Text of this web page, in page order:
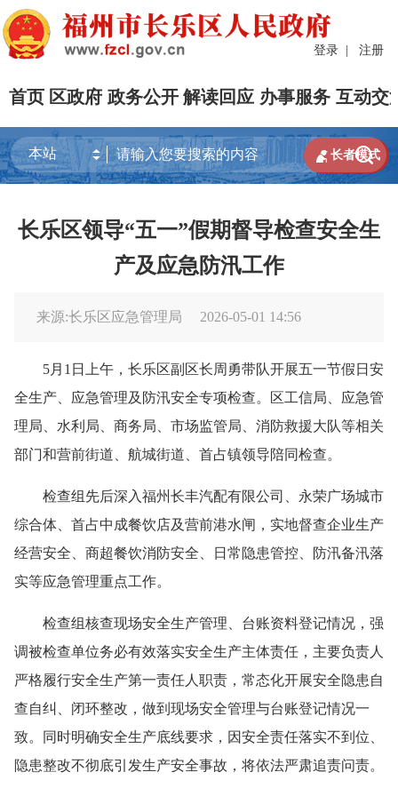
登录 | 注册
首页 区政府 政务公开 解读回应 办事服务 互动交

 长者模式
长乐区领导“五一”假期督导检查安全生
产及应急防汛工作
来源:长乐区应急管理局 2026-05-01 14:56
5月1日上午，长乐区副区长周勇带队开展五一节假日安
全生产、应急管理及防汛安全专项检查。区工信局、应急管
理局、水利局、商务局、市场监管局、消防救援大队等相关
部门和营前街道、航城街道、首占镇领导陪同检查。
检查组先后深入福州长丰汽配有限公司、永荣广场城市
综合体、首占中成餐饮店及营前港水闸，实地督查企业生产
经营安全、商超餐饮消防安全、日常隐患管控、防汛备汛落
实等应急管理重点工作。
检查组核查现场安全生产管理、台账资料登记情况，强
调被检查单位务必有效落实安全生产主体责任，主要负责人
严格履行安全生产第一责任人职责，常态化开展安全隐患自
查自纠、闭环整改，做到现场安全管理与台账登记情况一
致。同时明确安全生产底线要求，因安全责任落实不到位、
隐患整改不彻底引发生产安全事故，将依法严肃追责问责。